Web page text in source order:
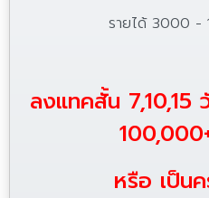
รายได้ 3000 -
ลงแทคสั้น 7,10,15
หรือ เป็น